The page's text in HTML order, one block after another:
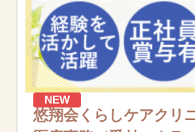
NEW
悠翔会くらしケアクリ